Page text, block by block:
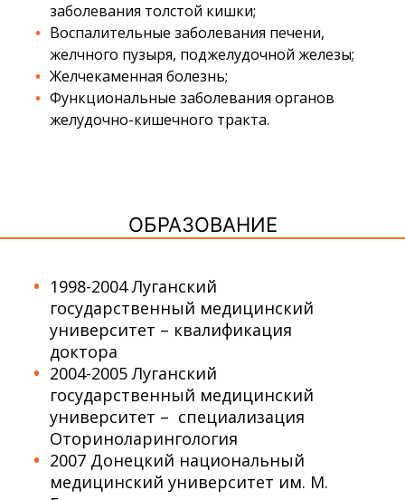
заболевания толстой кишки;
Воспалительные заболевания печени,
желчного пузыря, поджелудочной железы;
Желчекаменная болезнь;
Функциональные заболевания органов
желудочно-кишечного тракта.
ОБРАЗОВАНИЕ
1998-2004 Луганский
государственный медицинский
университет – квалификация
доктора
2004-2005 Луганский
государственный медицинский
университет – специализация
Оториноларингология
2007 Донецкий национальный
медицинский университет им. М.